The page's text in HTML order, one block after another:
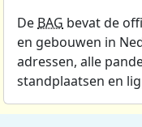
De BAG bevat de
en gebouwen in
adressen, alle
standplaatsen en